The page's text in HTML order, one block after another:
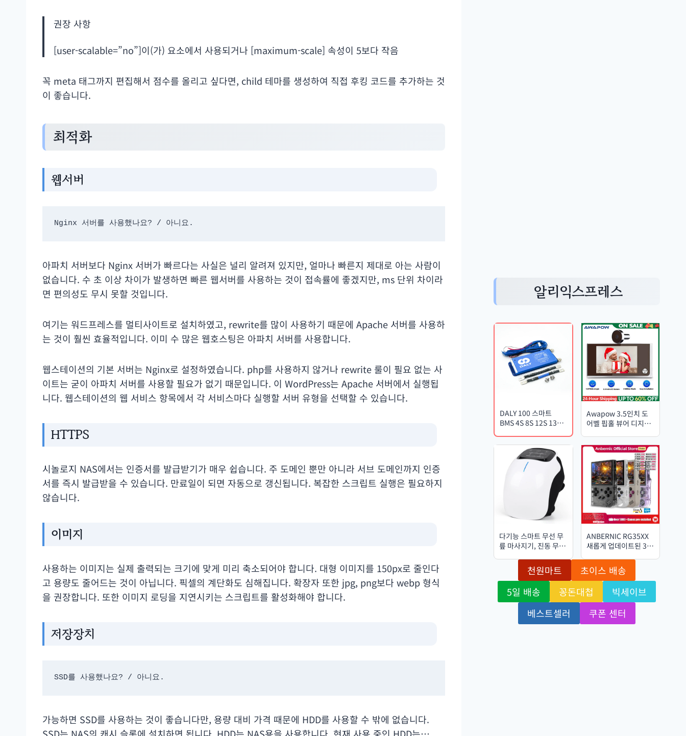
권장 사항
[user-scalable=”no”]이(가) 요소에서 사용되거나 [maximum-scale] 속성이 5보다 작음
꼭 meta 태그까지 편집해서 점수를 올리고 싶다면, child 테마를 생성하여 직접 후킹 코드를 추가하는 것
이 좋습니다.
최적화
웹서버
Nginx 서버를 사용했나요? / 아니요.
아파치 서버보다 Nginx 서버가 빠르다는 사실은 널리 알려져 있지만, 얼마나 빠른지 제대로 아는 사람이
없습니다. 수 초 이상 차이가 발생하면 빠른 웹서버를 사용하는 것이 접속률에 좋겠지만, ms 단위 차이라
면 편의성도 무시 못할 것입니다.
여기는 워드프레스를 멀티사이트로 설치하였고, rewrite를 많이 사용하기 때문에 Apache 서버를 사용하
는 것이 훨씬 효율적입니다. 이미 수 많은 웹호스팅은 아파치 서버를 사용합니다.
웹스테이션의 기본 서버는 Nginx로 설정하였습니다. php를 사용하지 않거나 rewrite 룰이 필요 없는 사
이트는 굳이 아파치 서버를 사용할 필요가 없기 때문입니다. 이 WordPress는 Apache 서버에서 실행됩
니다. 웹스테이션의 웹 서비스 항목에서 각 서비스마다 실행할 서버 유형을 선택할 수 있습니다.
HTTPS
시놀로지 NAS에서는 인증서를 발급받기가 매우 쉽습니다. 주 도메인 뿐만 아니라 서브 도메인까지 인증
서를 즉시 발급받을 수 있습니다. 만료일이 되면 자동으로 갱신됩니다. 복잡한 스크립트 실행은 필요하지
않습니다.
이미지
사용하는 이미지는 실제 출력되는 크기에 맞게 미리 축소되어야 합니다. 대형 이미지를 150px로 줄인다
고 용량도 줄어드는 것이 아닙니다. 픽셀의 계단화도 심해집니다. 확장자 또한 jpg, png보다 webp 형식
을 권장합니다. 또한 이미지 로딩을 지연시키는 스크립트를 활성화해야 합니다.
저장장치
SSD를 사용했나요? / 아니요.
가능하면 SSD를 사용하는 것이 좋습니다만, 용량 대비 가격 때문에 HDD를 사용할 수 밖에 없습니다.
SSD는 NAS의 캐시 슬롯에 설치하면 됩니다. HDD는 NAS용을 사용합니다. 현재 사용 중인 HDD는…
알리익스프레스
DALY 100 스마트
BMS 4S 8S 12S 13S
24S 블루투스 앱 밸런
스 UART CANBUS
RS485 40A 60A
100A Lifepo4 리튬 이
Awapow 3.5인치 도
어벨 핍홀 뷰어 디지털
200만 화소 HD 캣아이
도어벨 실외 모니터
다기능 스마트 무선 무
릎 마사지기, 진동 무릎
지 기기, 할머니 할아버
ANBERNIC RG35XX
새롭게 업데이트된 3.5
휴대용 게임 콘솔 (리눅
스 시스템, H700 쿼드
코어 ARM Cortex-A53
1.5GHz 탑재)
천원마트
초이스 배송
5일 배송
꽁돈대첩
빅세이브
베스트셀러
쿠폰 센터